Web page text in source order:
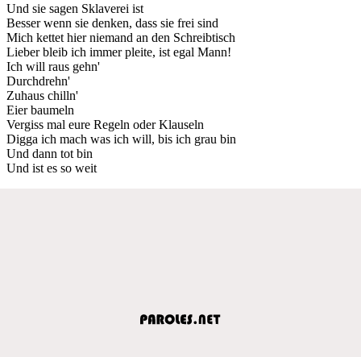
Und sie sagen Sklaverei ist
Besser wenn sie denken, dass sie frei sind
Mich kettet hier niemand an den Schreibtisch
Lieber bleib ich immer pleite, ist egal Mann!
Ich will raus gehn'
Durchdrehn'
Zuhaus chilln'
Eier baumeln
Vergiss mal eure Regeln oder Klauseln
Digga ich mach was ich will, bis ich grau bin
Und dann tot bin
Und ist es so weit